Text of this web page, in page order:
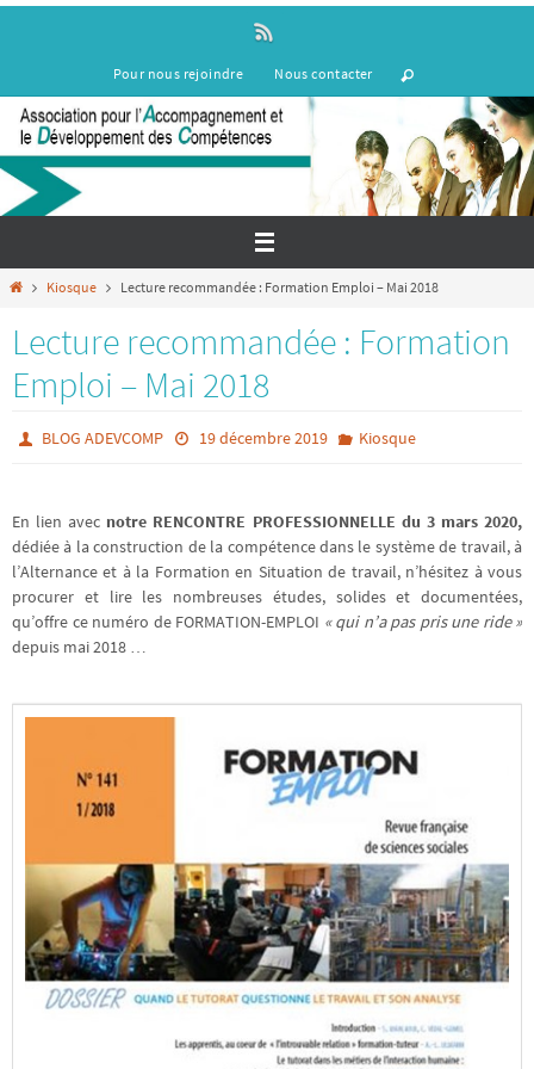
contenu
Pour nous rejoindre Nous contacter
HomeKiosque Lecture recommandée : Formation Emploi – Mai 2018
Lecture recommandée : Formation
Emploi – Mai 2018
BLOG ADEVCOMP 19 décembre 2019 Kiosque
En lien avec notre RENCONTRE PROFESSIONNELLE du 3 mars 2020,
dédiée à la construction de la compétence dans le système de travail, à
l’Alternance et à la Formation en Situation de travail, n’hésitez à vous
procurer et lire les nombreuses études, solides et documentées,
qu’offre ce numéro de FORMATION-EMPLOI « qui n’a pas pris une ride »
depuis mai 2018 …